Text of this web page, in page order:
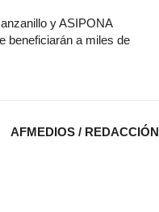
y ASIPONA
beneficiarán a miles de
AFMEDIOS / REDACCIÓN